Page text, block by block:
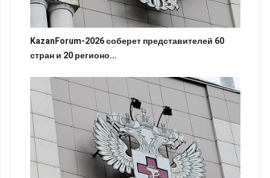
KazanForum-2026 соберет представителей 60
стран и 20 регионо...